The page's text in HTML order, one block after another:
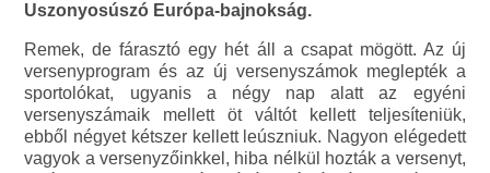
Uszonyosúszó Európa-bajnokság.
Remek, de fárasztó egy hét áll a csapat mögött. Az új
versenyprogram és az új versenyszámok meglepték a
sportolókat, ugyanis a négy nap alatt az egyéni
versenyszámaik mellett öt váltót kellett teljesíteniük,
ebből négyet kétszer kellett leúszniuk. Nagyon elégedett
vagyok a versenyzőinkkel, hiba nélkül hozták a versenyt,